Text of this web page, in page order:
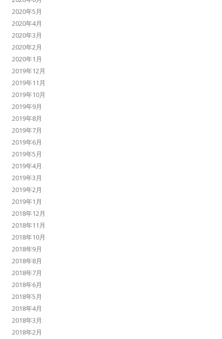
2020年5月
2020年4月
2020年3月
2020年2月
2020年1月
2019年12月
2019年11月
2019年10月
2019年9月
2019年8月
2019年7月
2019年6月
2019年5月
2019年4月
2019年3月
2019年2月
2019年1月
2018年12月
2018年11月
2018年10月
2018年9月
2018年8月
2018年7月
2018年6月
2018年5月
2018年4月
2018年3月
2018年2月